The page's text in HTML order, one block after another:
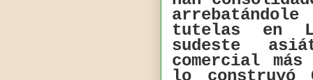
arrebatándole
tutelas en
sudeste
comercial
lo construyó